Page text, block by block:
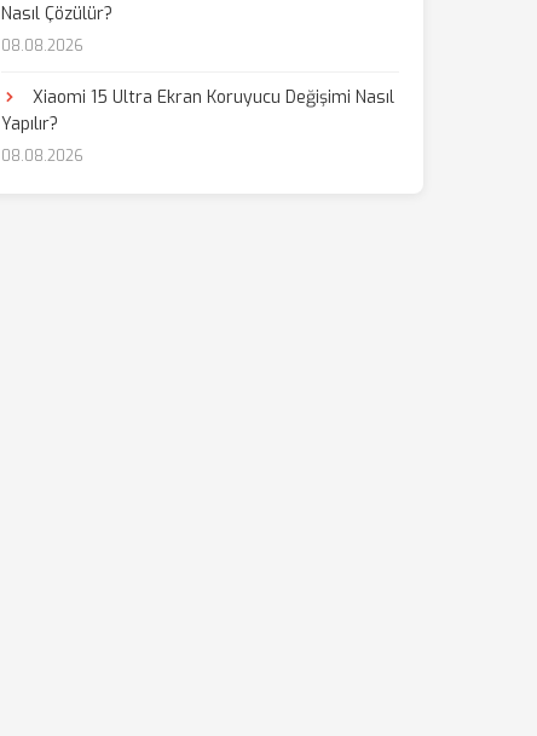
Nasıl Çözülür?
08.08.2026
Xiaomi 15 Ultra Ekran Koruyucu Değişimi Nasıl
Yapılır?
08.08.2026